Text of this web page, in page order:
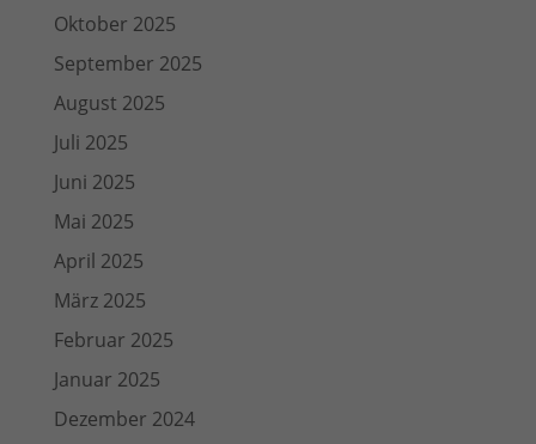
Oktober 2025
September 2025
August 2025
Juli 2025
Juni 2025
Mai 2025
April 2025
März 2025
Februar 2025
Januar 2025
Dezember 2024